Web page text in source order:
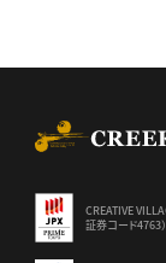
CREATIVE
証券コード4763